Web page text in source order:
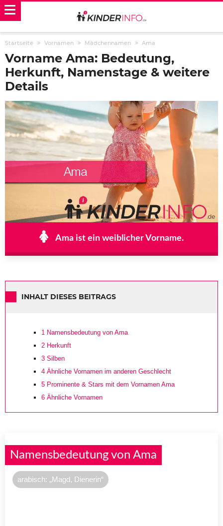
Startseite Vornamen Mädchennamen Ama
Vorname Ama: Bedeutung,
Herkunft, Namenstage & weitere
Details
Ama ist ein weiblicher Vorname.
INHALT DIESES BEITRAGS
1 Namensbedeutung von Ama
2 Herkunft
3 Silben
4 Ähnliche Vornamen im anderen Geschlecht
5 Prominente & Stars mit dem Vornamen Ama
6 Ähnliche Vornamen
Namensbedeutung von Ama
arabisch: „Magd, Dienerin“